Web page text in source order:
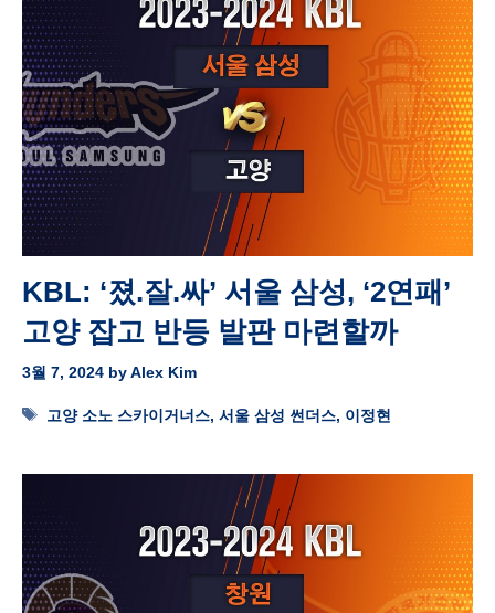
KBL: ‘졌.잘.싸’ 서울 삼성, ‘2연패’
고양 잡고 반등 발판 마련할까
3월 7, 2024 byAlex Kim
Tags
고양 소노 스카이거너스,서울 삼성 썬더스, 이정현